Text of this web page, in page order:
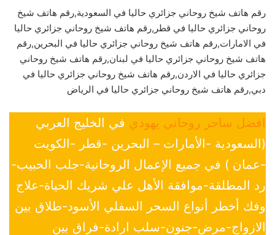
رقم هاتف شيخ روحاني جزائري حاليا في السعودية,رقم هاتف شيخ
روحاني جزائري حاليا في قطر,رقم هاتف شيخ روحاني جزائري حاليا
في الامارات,رقم هاتف شيخ روحاني جزائري حاليا في البحرين,رقم
هاتف شيخ روحاني جزائري حاليا في لبنان,رقم هاتف شيخ روحاني
جزائري حاليا في الاردن,رقم هاتف شيخ روحاني جزائري حاليا في
دبي,رقم هاتف شيخ روحاني جزائري حاليا في الرياض
افضل ساحر روحاني يهودي في الخليج العربي
(السعودية -الأمارات – البحرين -قطر -الكويت
-عمان ) في جميع الإعمال الروحانية-جلب الحبيب-
رد المطلقة-موافقة الأهل علي شريك الحياة-علاج
وفك أخطر أنواع السحر السفلي الأسود-طلاق بين
الازواج-مرض-جنون-سلب ارادة-فراق بين